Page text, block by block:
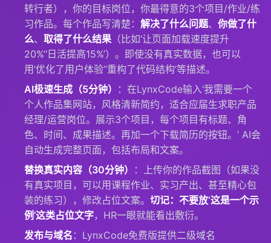
转行者），你的目标岗位，你最得意的3个项目/作业/练
习作品。每个作品写清楚： 解决了什么问题、 你做了什
么、 取得了什么结果 （比如‘让页面加载速度提升
20%’‘日活提高15%’）。即使没有真实数据，也可以
用‘优化了用户体验’‘重构了代码结构’等描述。
AI极速生成（5分钟）
：在LynxCode输入‘我需要一个
个人作品集网站，风格清新简约，适合应届生求职产品
经理/运营岗位。展示3个项目，每个项目有标题、角
色、时间、成果描述。再加一个下载简历的按钮。’ AI会
自动生成完整页面，包括布局和文案。
替换真实内容（30分钟）
：上传你的作品截图（如果没
有真实项目，可以用课程作业、实习产出、甚至精心包
装的练习），修改占位文案。 切记：不要放‘这是一个示
例’这类占位文字，HR一眼就能看出敷衍。
发布与域名 ：LynxCode免费版提供二级域名